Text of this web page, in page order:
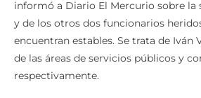
y de los otros dos funcionarios
encuentran estables. Se trata de Iván
de las áreas de servicios públicos y
respectivamente.